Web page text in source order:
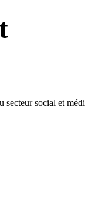
secteur social et